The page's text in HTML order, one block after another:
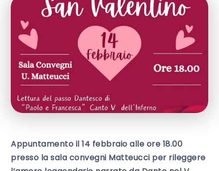
Appuntamento il 14 febbraio alle ore 18.00
presso la sala convegni Matteucci per rileggere